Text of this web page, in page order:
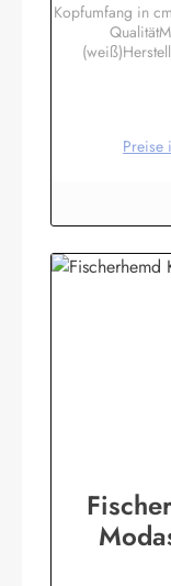
Kopfumfang in
Preise